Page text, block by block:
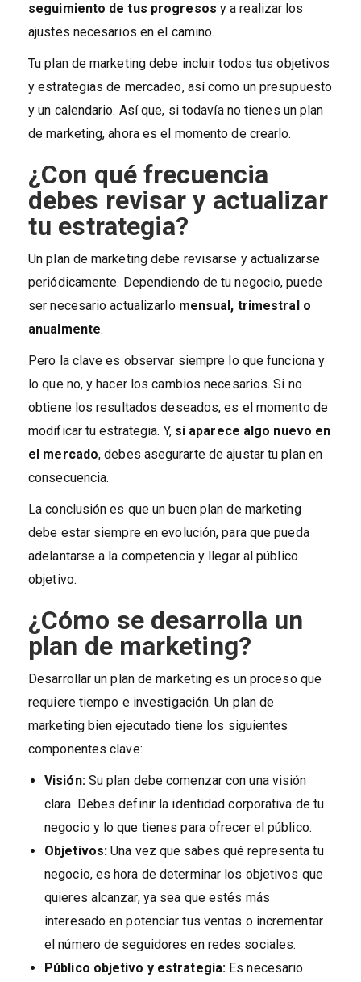
seguimiento de tus progresos y a realizar los
ajustes necesarios en el camino.
Tu plan de marketing debe incluir todos tus objetivos
y estrategias de mercadeo, así como un presupuesto
y un calendario. Así que, si todavía no tienes un plan
de marketing, ahora es el momento de crearlo.
¿Con qué frecuencia
debes revisar y actualizar
tu estrategia?
Un plan de marketing debe revisarse y actualizarse
periódicamente. Dependiendo de tu negocio, puede
ser necesario actualizarlo mensual, trimestral o
anualmente.
Pero la clave es observar siempre lo que funciona y
lo que no, y hacer los cambios necesarios. Si no
obtiene los resultados deseados, es el momento de
modificar tu estrategia. Y, si aparece algo nuevo en
el mercado, debes asegurarte de ajustar tu plan en
consecuencia.
La conclusión es que un buen plan de marketing
debe estar siempre en evolución, para que pueda
adelantarse a la competencia y llegar al público
objetivo.
¿Cómo se desarrolla un
plan de marketing?
Desarrollar un plan de marketing es un proceso que
requiere tiempo e investigación. Un plan de
marketing bien ejecutado tiene los siguientes
componentes clave:
Visión:Su plan debe comenzar con una visión
clara. Debes definir la identidad corporativa de tu
negocio y lo que tienes para ofrecer el público.
Objetivos: Una vez que sabes qué representa tu
negocio, es hora de determinar los objetivos que
quieres alcanzar, ya sea que estés más
interesado en potenciar tus ventas o incrementar
el número de seguidores en redes sociales.
Público objetivo y estrategia: Es necesario